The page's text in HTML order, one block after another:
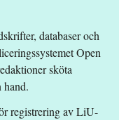
databaser och
Open
sköta
hand.
registrering av LiU-